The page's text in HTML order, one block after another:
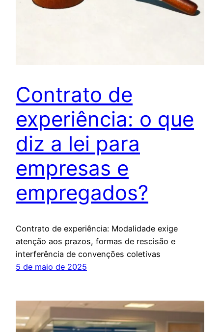
Contrato de
experiência: o que
diz a lei para
empresas e
empregados?
Contrato de experiência: Modalidade exige
atenção aos prazos, formas de rescisão e
interferência de convenções coletivas
5 de maio de 2025